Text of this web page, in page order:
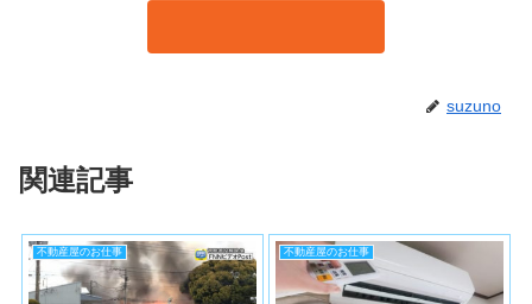
suzuno
関連記事
不動産屋のお仕事 不動産屋のお仕事